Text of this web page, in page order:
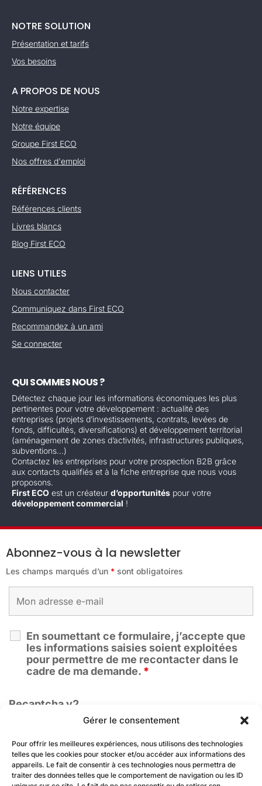
Gérer le consentement
Pour offrir les meilleures expériences, nous utilisons des technologies
telles que les cookies pour stocker et/ou accéder aux informations des
appareils. Le fait de consentir à ces technologies nous permettra de
traiter des données telles que le comportement de navigation ou les ID
NOTRE SOLUTION
Présentation et tarifs
Vos besoins
A PROPOS DE NOUS
Notre expertise
Notre équipe
Groupe First ECO
Nos offres d'emploi
RÉFÉRENCES
Références clients
Livres blancs
Blog First ECO
LIENS UTILES
Nous contacter
Communiquez dans First ECO
Recommandez à un ami
Se connecter
QUI SOMMES NOUS ?
Détectez chaque jour les informations économiques les plus
pertinentes pour votre développement : actualité des
entreprises (projets d’investissements, contrats, levées de
fonds, difficultés, diversifications) et développement territorial
(aménagement de zones d’activités, infrastructures publiques,
subventions...)
Contactez les entreprises pour votre prospection B2B grâce
aux contacts qualifiés et à la fiche entreprise que nous vous
proposons.
First ECO est un créateur d’opportunités pour votre
développement commercial !
Abonnez-vous à la newsletter
Les champs marqués d’un * sont obligatoires
En soumettant ce formulaire, j’accepte que
les informations saisies soient exploitées
pour permettre de me recontacter dans le
cadre de ma demande. *
Recaptcha v2